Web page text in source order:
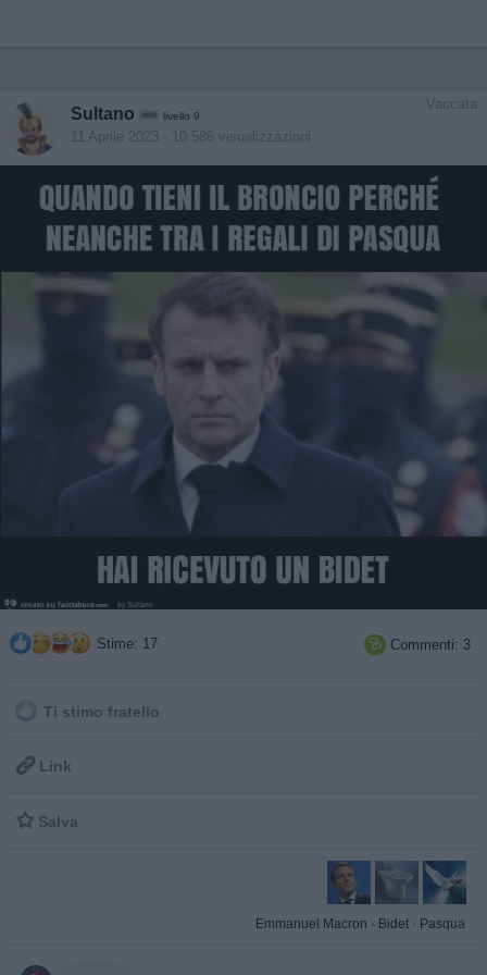
Vaccata
Sultano livello 9
11 Aprile 2023 - 10.586 visualizzazioni
Stime: 17  Commenti: 3
Ti stimo fratello
 Link
 Salva
Emmanuel Macron · Bidet · Pasqua